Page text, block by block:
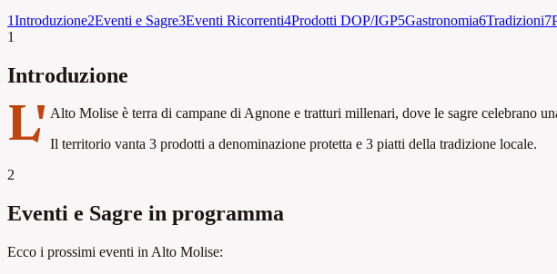
1Introduzione2Eventi e Sagre3Eventi Ricorrenti4Prodotti DOP/IGP5Gastronomia6Tradizioni7
1
Introduzione
L' Alto Molise è terra di campane di Agnone e tratturi millenari, dove le sagre celebrano
Il territorio vanta 3 prodotti a denominazione protetta e 3 piatti della tradizione locale.
2
Eventi e Sagre in programma
Ecco i prossimi eventi in Alto Molise: